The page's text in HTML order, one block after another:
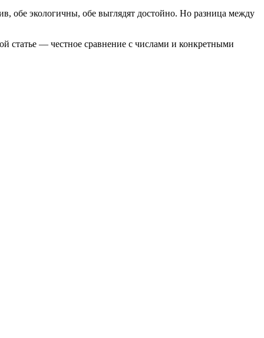
обе экологичны, обе выглядят достойно. Но разница между
статье — честное сравнение с числами и конкретными